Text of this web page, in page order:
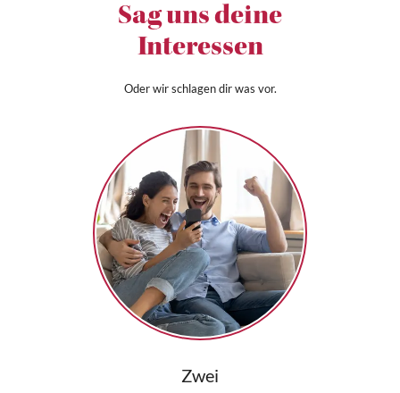
Sag uns deine
Interessen
Oder wir schlagen dir was vor.
Zwei